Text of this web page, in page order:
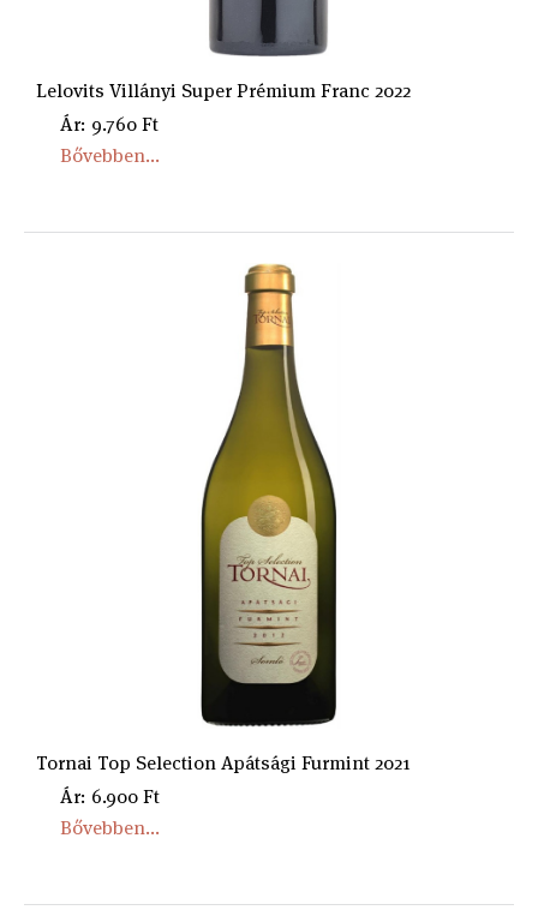
Lelovits Villányi Super Prémium Franc 2022
Ár: 9.760 Ft
Bővebben...
Tornai Top Selection Apátsági Furmint 2021
Ár: 6.900 Ft
Bővebben...